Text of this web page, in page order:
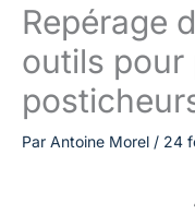
Repérage
outils pour
Par Antoine Morel / 24